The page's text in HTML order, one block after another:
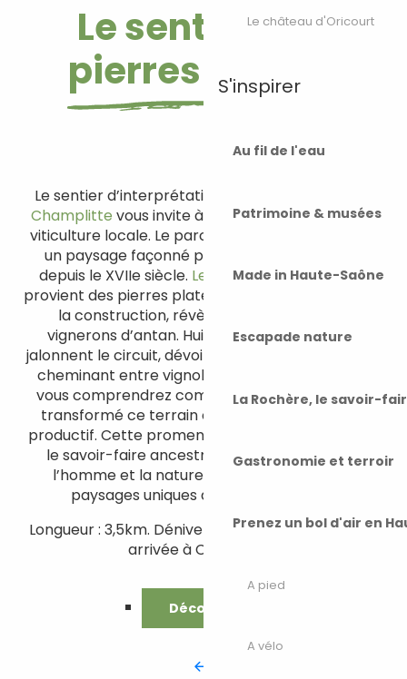
Le château d'Oricourt
S'inspirer
Au fil de l'eau
Patrimoine & musées
Made in Haute-Saône
Escapade nature
La Rochère, le savoir-
Gastronomie et terroir
Prenez un bol d'air en
A pied
A vélo
Le sentier des
pierres sèches
Le sentier d’interprétation des Pierres Sèches à
Champlitte vous invite à découvrir l’histoire de la
viticulture locale. Le parcours serpente à travers
un paysage façonné par la main de l’homme
depuis le XVIIe siècle. Les Lavières, dont le nom
provient des pierres plates calcaires utilisées pour
la construction, révèlent l’ingéniosité des
vignerons d’antan. Huit panneaux explicatifs
jalonnent le circuit, dévoilant l’évolution du site. En
cheminant entre vignobles, jardins et murgers,
vous comprendrez comment les habitants ont
transformé ce terrain calcaire en un vignoble
productif. Cette promenade permet d’apprécier
le savoir-faire ancestral et l’harmonie entre
l’homme et la nature, tout en admirant les
paysages uniques de la Haute-Saône.
Longueur : 3,5km. Dénivelé : 61m. Facile. Départ et
arrivée à Champlitte.
Découvrir